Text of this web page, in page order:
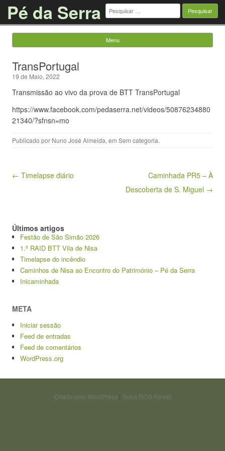
Pé da Serra Pesquisar
por:
Menu
TransPortugal
19 de Maio, 2022
Transmissão ao vivo da prova de BTT TransPortugal
https://www.facebook.com/pedaserra.net/videos/50876234880
21340/?sfnsn=mo
Publicado por Nuno José Almeida, em Sem categoria.
Navegação de artigos
← Timelapse diário
Caminhada PR5 – À
Descoberta de S. Miguel →
Últimos artigos
Festão de São Simão 2026
1.º RAID BTT Vila de Nisa
Timelapse do incêndio
Caminhos de Nisa ao Encontro do Património – Pé da Serra
Inicaminhada
META
Iniciar sessão
Feed de entradas
Feed de comentários
WordPress.org
Criado com WordPress | Tema RCG Forest